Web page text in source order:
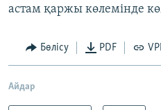
астам қаржы көлемінде
Бөлісу PDF
Айдар